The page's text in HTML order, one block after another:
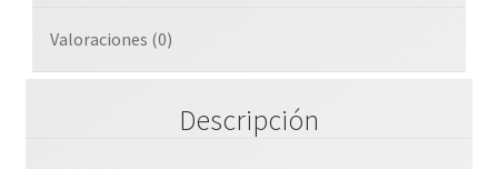
Valoraciones (0)
Descripción